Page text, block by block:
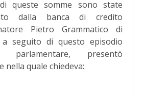
queste somme sono state
dalla banca di credito
Pietro Grammatico di
a seguito di questo episodio
parlamentare, presentò
nella quale chiedeva: